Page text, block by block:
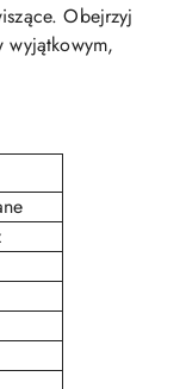
Obejrzyj
wyjątkowym,